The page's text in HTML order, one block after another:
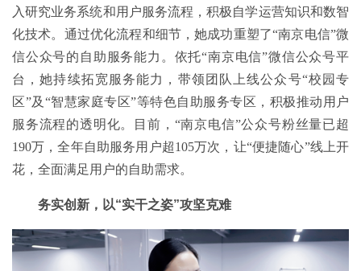
入研究业务系统和用户服务流程，积极自学运营知识和数智
化技术。通过优化流程和细节，她成功重塑了“南京电信”微
信公众号的自助服务能力。依托“南京电信”微信公众号平
台，她持续拓宽服务能力，带领团队上线公众号“校园专
区”及“智慧家庭专区”等特色自助服务专区，积极推动用户
服务流程的透明化。目前，“南京电信”公众号粉丝量已超
190万，全年自助服务用户超105万次，让“便捷随心”线上开
花，全面满足用户的自助需求。
务实创新，以“实干之姿”攻坚克难